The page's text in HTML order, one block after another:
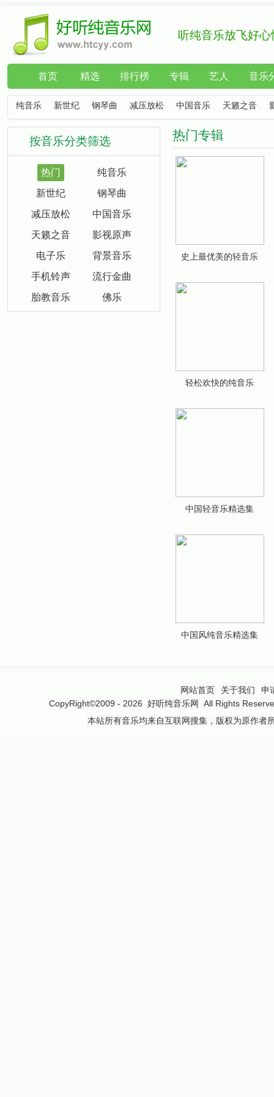
听纯音乐放飞好心
首页 精选 排行榜 专辑 艺人 音乐
纯音乐 新世纪 钢琴曲 减压放松 中国音乐 天籁之音
热门专辑
史上最优美的轻音乐
轻松欢快的纯音乐
中国轻音乐精选集
中国风纯音乐精选集
按音乐分类筛选
热门
纯音乐
新世纪
钢琴曲
减压放松
中国音乐
天籁之音
影视原声
电子乐
背景音乐
手机铃声
流行金曲
胎教音乐
佛乐
网站首页 关于我们
申
CopyRight©2009 - 2026 好听纯音乐网
All Rights
本站所有音乐均来自互联网搜集，版权为原作者